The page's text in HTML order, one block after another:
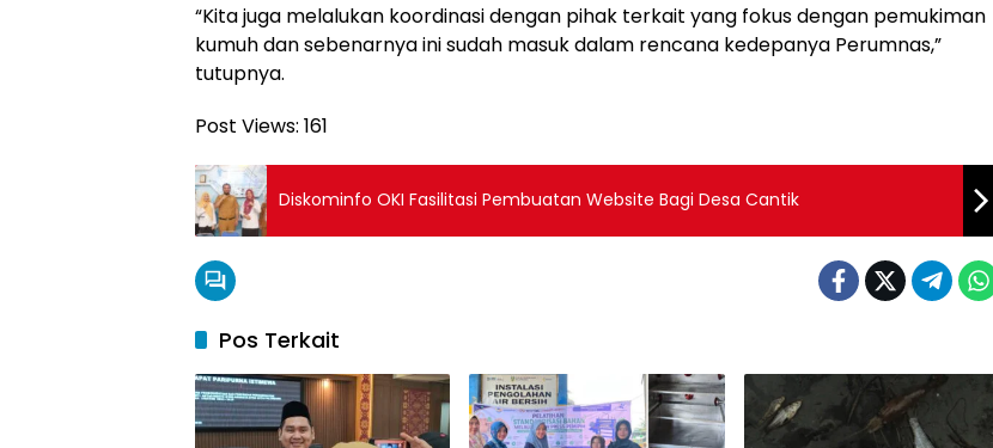
“Kita juga melalukan koordinasi dengan pihak terkait yang fokus dengan pemukiman
kumuh dan sebenarnya ini sudah masuk dalam rencana kedepanya Perumnas,”
tutupnya.
Post Views: 161
Diskominfo OKI Fasilitasi Pembuatan Website Bagi Desa Cantik
Pos Terkait